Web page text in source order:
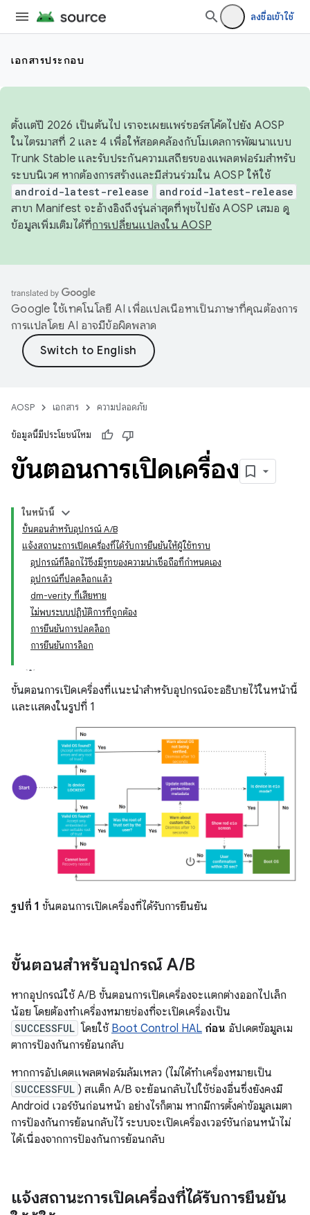
ลงชื่อเข้าใช้
เอกสารประกอบ
ตั้งแต่ปี 2026 เป็นต้นไป เราจะเผยแพร่ซอร์สโค้ดไปยัง AOSP
ในไตรมาสที่ 2 และ 4 เพื่อให้สอดคล้องกับโมเดลการพัฒนาแบบ
Trunk Stable และรับประกันความเสถียรของแพลตฟอร์มสำหรับ
ระบบนิเวศ หากต้องการสร้างและมีส่วนร่วมใน AOSP ให้ใช้
android-latest-release android-latest-release
สาขา Manifest จะอ้างอิงถึงรุ่นล่าสุดที่พุชไปยัง AOSP เสมอ ดู
ข้อมูลเพิ่มเติมได้ที่การเปลี่ยนแปลงใน AOSP
Google ใช้เทคโนโลยี AI เพื่อแปลเนื้อหาเป็นภาษาที่คุณต้องการ
การแปลโดย AI อาจมีข้อผิดพลาด
AOSP เอกสาร ความปลอดภัย
ข้อมูลนี้มีประโยชน์ไหม
ขั้นตอนการเปิดเครื่อง
ในหน้านี้
ขั้นตอนสำหรับอุปกรณ์ A/B
แจ้งสถานะการเปิดเครื่องที่ได้รับการยืนยันให้ผู้ใช้ทราบ
อุปกรณ์ที่ล็อกไว้ซึ่งมีรูทของความน่าเชื่อถือที่กำหนดเอง
อุปกรณ์ที่ปลดล็อกแล้ว
dm-verity ที่เสียหาย
ไม่พบระบบปฏิบัติการที่ถูกต้อง
การยืนยันการปลดล็อก
การยืนยันการล็อก
ขั้นตอนการเปิดเครื่องที่แนะนำสำหรับอุปกรณ์จะอธิบายไว้ในหน้านี้
และแสดงในรูปที่ 1
รูปที่ 1 ขั้นตอนการเปิดเครื่องที่ได้รับการยืนยัน
ขั้นตอนสำหรับอุปกรณ์ A/B
หากอุปกรณ์ใช้ A/B ขั้นตอนการเปิดเครื่องจะแตกต่างออกไปเล็ก
น้อย โดยต้องทำเครื่องหมายช่องที่จะเปิดเครื่องเป็น
SUCCESSFUL โดยใช้ Boot Control HAL ก่อน อัปเดตข้อมูลเม
ตาการป้องกันการย้อนกลับ
หากการอัปเดตแพลตฟอร์มล้มเหลว (ไม่ได้ทำเครื่องหมายเป็น
SUCCESSFUL ) สแต็ก A/B จะย้อนกลับไปใช้ช่องอื่นซึ่งยังคงมี
Android เวอร์ชันก่อนหน้า อย่างไรก็ตาม หากมีการตั้งค่าข้อมูลเมตา
การป้องกันการย้อนกลับไว้ ระบบจะเปิดเครื่องเวอร์ชันก่อนหน้าไม่
ได้เนื่องจากการป้องกันการย้อนกลับ
แจ้งสถานะการเปิดเครื่องที่ได้รับการยืนยัน